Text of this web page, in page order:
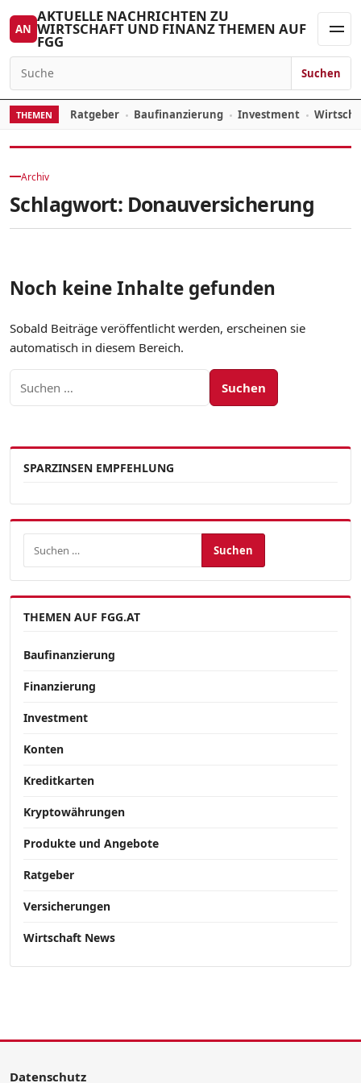
Zum Inhalt springen
AN
AKTUELLE NACHRICHTEN ZU
WIRTSCHAFT UND FINANZ THEMEN AUF
FGG
Suchen nach:
Suchen
THEMEN Ratgeber Baufinanzierung Investment
Archiv
Schlagwort: Donauversicherung
Noch keine Inhalte gefunden
Sobald Beiträge veröffentlicht werden, erscheinen sie
automatisch in diesem Bereich.
SPARZINSEN EMPFEHLUNG
THEMEN AUF FGG.AT
Baufinanzierung
Finanzierung
Investment
Konten
Kreditkarten
Kryptowährungen
Produkte und Angebote
Ratgeber
Versicherungen
Wirtschaft News
Datenschutz